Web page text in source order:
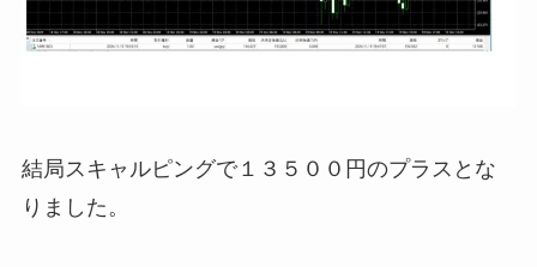
結局スキャルピングで１３５００円のプラスとな
りました。